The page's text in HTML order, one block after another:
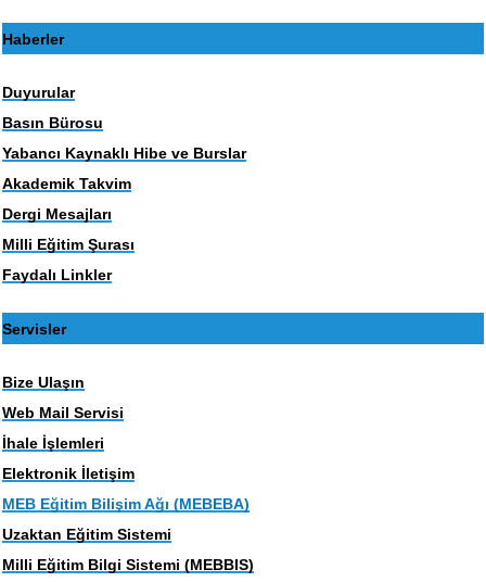
Haberler
Duyurular
Basın Bürosu
Yabancı Kaynaklı Hibe ve Burslar
Akademik Takvim
Dergi Mesajları
Milli Eğitim Şurası
Faydalı Linkler
Servisler
Bize Ulaşın
Web Mail Servisi
İhale İşlemleri
Elektronik İletişim
MEB Eğitim Bilişim Ağı (MEBEBA)
Uzaktan Eğitim Sistemi
Milli Eğitim Bilgi Sistemi (MEBBIS)